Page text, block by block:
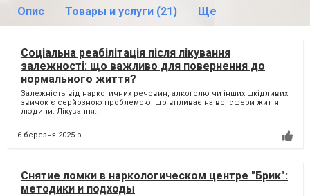
Опис Товары и услуги (21) Ще
Соціальна реабілітація після лікування
залежності: що важливо для повернення до
нормального життя?
Залежність від наркотичних речовин, алкоголю чи інших шкідливих
звичок є серйозною проблемою, що впливає на всі сфери життя
людини. Лікування...
6 березня 2025 р.
Снятие ломки в наркологическом центре "Брик":
методики и подходы